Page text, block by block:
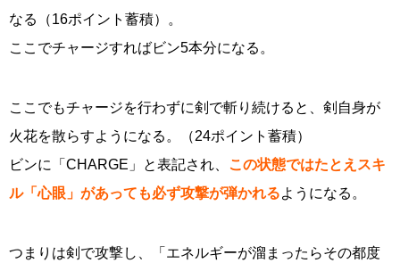
なる（16ポイント蓄積）。
ここでチャージすればビン5本分になる。
ここでもチャージを行わずに剣で斬り続けると、剣自身が
火花を散らすようになる。（24ポイント蓄積）
ビンに「CHARGE」と表記され、 この状態ではたとえスキ
ル「心眼」があっても必ず攻撃が弾かれるようになる。
つまりは剣で攻撃し、「エネルギーが溜まったらその都度